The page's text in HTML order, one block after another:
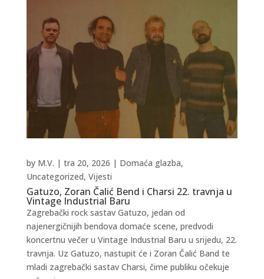
Gatuzo, Zoran Čalić Bend i Charsi 22. travnja u
Vintage Industrial Baru
by M.V. | tra 20, 2026 | Domaća glazba,
Uncategorized, Vijesti
Zagrebački rock sastav Gatuzo, jedan od
najenergičnijih bendova domaće scene, predvodi
koncertnu večer u Vintage Industrial Baru u srijedu, 22.
travnja. Uz Gatuzo, nastupit će i Zoran Čalić Band te
mladi zagrebački sastav Charsi, čime publiku očekuje